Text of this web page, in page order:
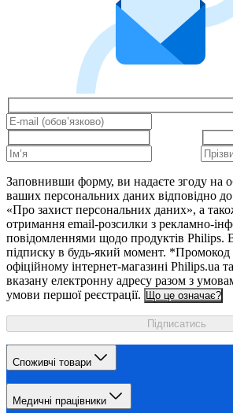
Заповнивши форму, ви надаєте згоду на
ваших персональних даних відповідно
«Про захист персональних даних», а
отримання email-розсилки з рекламно-
повідомленнями щодо продуктів Philips.
підписку в будь-який момент. *Промокод
офіційному інтернет-магазині Philips.ua
вказану електронну адресу разом з
умови першої реєстрації. Що це означає?
Підписатись
Споживчі товари
Медичні працівники